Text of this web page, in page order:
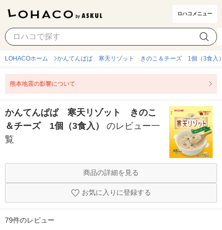
ロハコメニュー
LOHACOホーム かんてんぱぱ 寒天リゾット きのこ＆チーズ 1個（3食入
熊本地震の影響について
かんてんぱぱ 寒天リゾット きのこ
＆チーズ 1個（3食入）
のレビュー一
覧
商品の詳細を見る
お気に入りに登録する
79件のレビュー